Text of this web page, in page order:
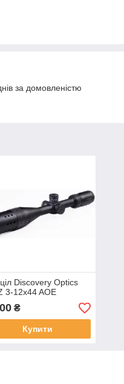
за домовленістю
Discovery Optics
3-12x44 AOE
₴
Купити